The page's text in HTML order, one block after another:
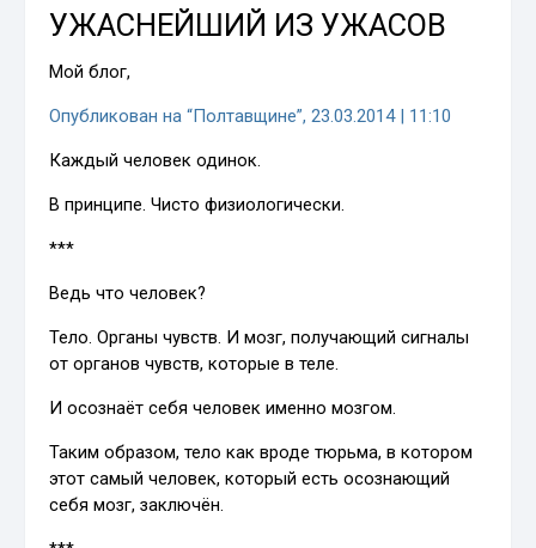
УЖАСНЕЙШИЙ ИЗ УЖАСОВ
Мой блог,
Опубликован на “Полтавщине”, 23.03.2014 | 11:10
Каждый человек одинок.
В принципе. Чисто физиологически.
***
Ведь что человек?
Тело. Органы чувств. И мозг, получающий сигналы
от органов чувств, которые в теле.
И осознаёт себя человек именно мозгом.
Таким образом, тело как вроде тюрьма, в котором
этот самый человек, который есть осознающий
себя мозг, заключён.